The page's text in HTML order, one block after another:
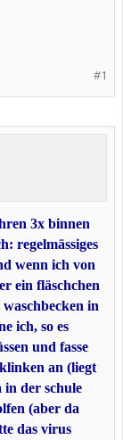
#1
3x binnen
regelmässiges
wenn ich von
ein fläschchen
in
ich, so es
und fasse
an (liegt
in der schule
(aber da
das virus